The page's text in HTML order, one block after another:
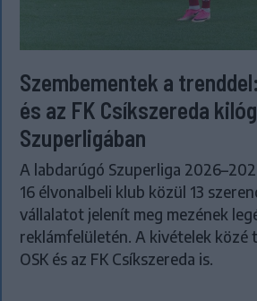
Szembementek a
és az FK Csíkszereda
Szuperligában
A labdarúgó Szuperliga
16 élvonalbeli klub közül 13
vállalatot jelenít meg mezének
reklámfelületén. A kivételek közé
OSK és az FK Csíkszereda is.